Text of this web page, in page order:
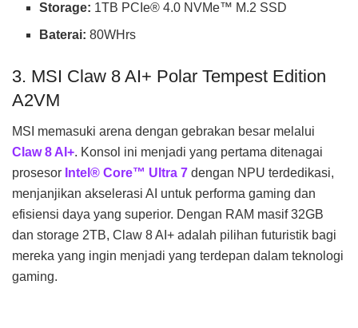
Storage: 1TB PCIe® 4.0 NVMe™ M.2 SSD
Baterai: 80WHrs
3. MSI Claw 8 AI+ Polar Tempest Edition
A2VM
MSI memasuki arena dengan gebrakan besar melalui
Claw 8 AI+. Konsol ini menjadi yang pertama ditenagai
prosesor Intel® Core™ Ultra 7 dengan NPU terdedikasi,
menjanjikan akselerasi AI untuk performa gaming dan
efisiensi daya yang superior. Dengan RAM masif 32GB
dan storage 2TB, Claw 8 AI+ adalah pilihan futuristik bagi
mereka yang ingin menjadi yang terdepan dalam teknologi
gaming.